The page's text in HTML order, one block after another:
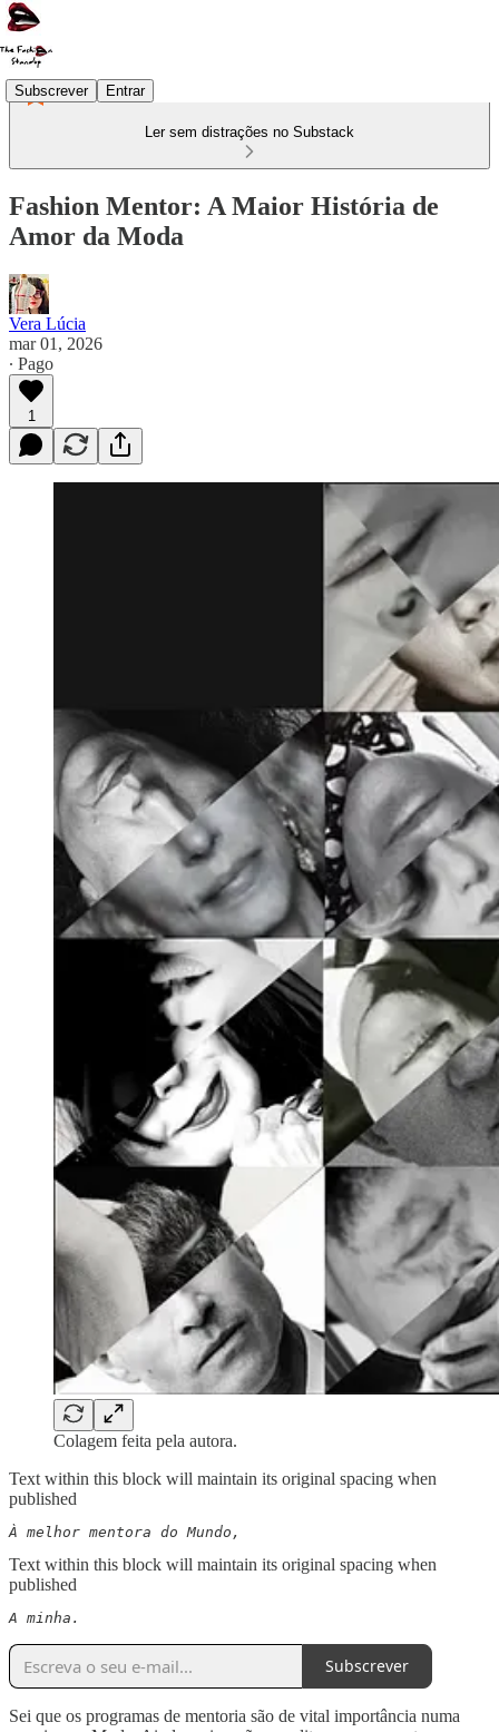
Subscrever Entrar
Ler sem distrações no Substack
Fashion Mentor: A Maior História de
Amor da Moda
Vera Lúcia
mar 01, 2026
∙ Pago
1
Colagem feita pela autora.
Text within this block will maintain its original spacing when
published
À melhor mentora do Mundo,
Text within this block will maintain its original spacing when
published
A minha.
Subscrever
Sei que os programas de mentoria são de vital importância numa